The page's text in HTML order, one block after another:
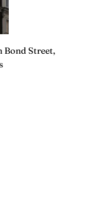
Bond Street,